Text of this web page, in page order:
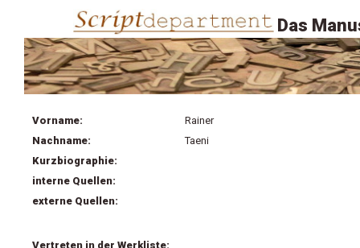
Das
Vorname:
Rainer
Nachname:
Taeni
Kurzbiographie:
interne Quellen:
externe Quellen:
Vertreten in der Werkliste: